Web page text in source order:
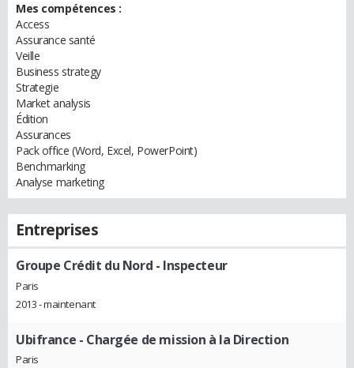
Mes compétences :
Access
Assurance santé
Veille
Business strategy
Strategie
Market analysis
Édition
Assurances
Pack office (Word, Excel, PowerPoint)
Benchmarking
Analyse marketing
Entreprises
Groupe Crédit du Nord - Inspecteur
Paris
2013 - maintenant
Ubifrance - Chargée de mission à la Direction
Paris